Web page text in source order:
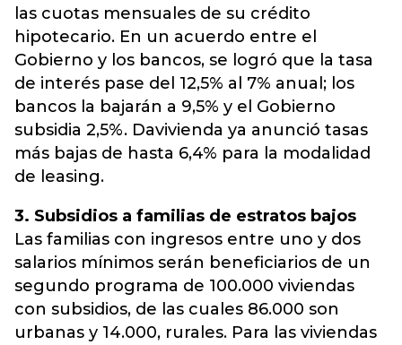
las cuotas mensuales de su crédito
hipotecario. En un acuerdo entre el
Gobierno y los bancos, se logró que la tasa
de interés pase del 12,5% al 7% anual; los
bancos la bajarán a 9,5% y el Gobierno
subsidia 2,5%. Davivienda ya anunció tasas
más bajas de hasta 6,4% para la modalidad
de leasing.
3. Subsidios a familias de estratos bajos
Las familias con ingresos entre uno y dos
salarios mínimos serán beneficiarios de un
segundo programa de 100.000 viviendas
con subsidios, de las cuales 86.000 son
urbanas y 14.000, rurales. Para las viviendas